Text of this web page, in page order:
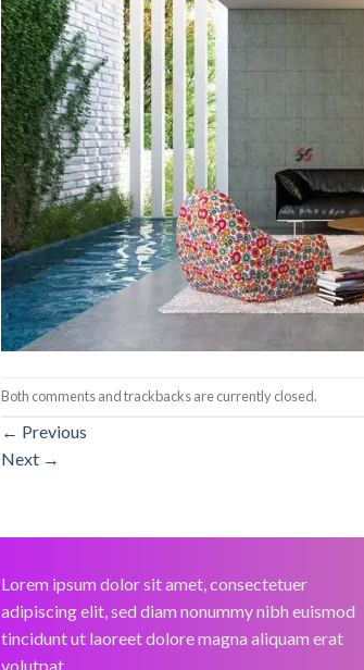
Both comments and trackbacks are currently closed.
← Previous
Next →
Lorem ipsum dolor sit amet, consectetuer
adipiscing elit, sed diam nonummy nibh euismod
tincidunt ut laoreet dolore magna aliquam erat
volutpat.